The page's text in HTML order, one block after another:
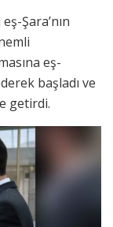
Şara’nın
eş-
başladı ve
getirdi.